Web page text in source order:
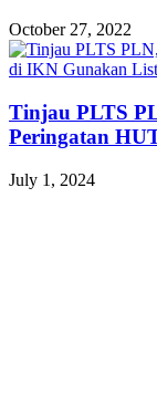
October 27, 2022
Tinjau PLTS
Peringatan
July 1, 2024